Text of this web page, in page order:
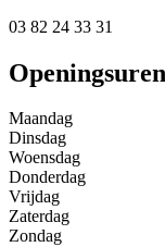
03 82 24 33 31
Openingsuren
Maandag
Dinsdag
Woensdag
Donderdag
Vrijdag
Zaterdag
Zondag